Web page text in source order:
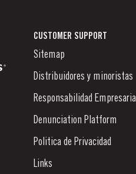
CUSTOMER SUPPORT
Sitemap
Distribuidores y minoristas
Responsabilidad Empresarial
Denunciation Platform
Politica de Privacidad
Links